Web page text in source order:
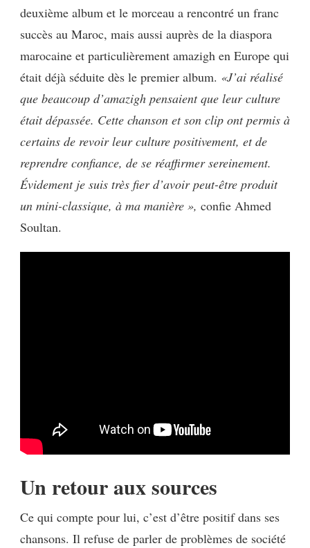
deuxième album et le morceau a rencontré un franc
succès au Maroc, mais aussi auprès de la diaspora
marocaine et particulièrement amazigh en Europe qui
était déjà séduite dès le premier album. «J’ai réalisé
que beaucoup d’amazigh pensaient que leur culture
était dépassée. Cette chanson et son clip ont permis à
certains de revoir leur culture positivement, et de
reprendre confiance, de se réaffirmer sereinement.
Évidement je suis très fier d’avoir peut-être produit
un mini-classique, à ma manière », confie Ahmed
Soultan.
Un retour aux sources
Ce qui compte pour lui, c’est d’être positif dans ses
chansons. Il refuse de parler de problèmes de société